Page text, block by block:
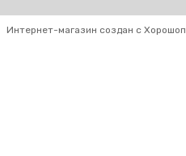
Интернет-магазин создан с Хорошоп